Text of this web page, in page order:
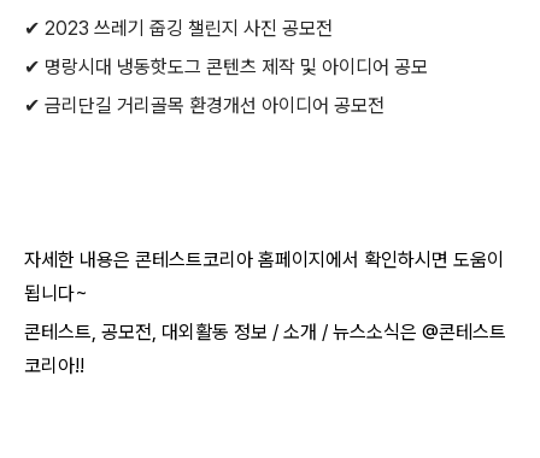
✔ 2023 쓰레기 줍깅 챌린지 사진 공모전
✔ 명랑시대 냉동핫도그 콘텐츠 제작 및 아이디어 공모
✔ 금리단길 거리골목 환경개선 아이디어 공모전
자세한 내용은 콘테스트코리아 홈페이지에서 확인하시면 도움이
됩니다~​
콘테스트, 공모전, 대외활동 정보 / 소개 / 뉴스소식은 @콘테스트
코리아!!